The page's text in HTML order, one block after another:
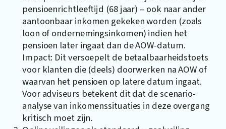
pensioenrichtleeftijd (68 jaar) – ook naar ander
aantoonbaar inkomen gekeken worden (zoals
loon of ondernemingsinkomen) indien het
pensioen later ingaat dan de AOW-datum.
Impact: Dit versoepelt de betaalbaarheidstoets
voor klanten die (deels) doorwerken na AOW of
waarvan het pensioen op latere datum ingaat.
Voor adviseurs betekent dit dat de scenario-
analyse van inkomenssituaties in deze overgang
kritisch moet zijn.